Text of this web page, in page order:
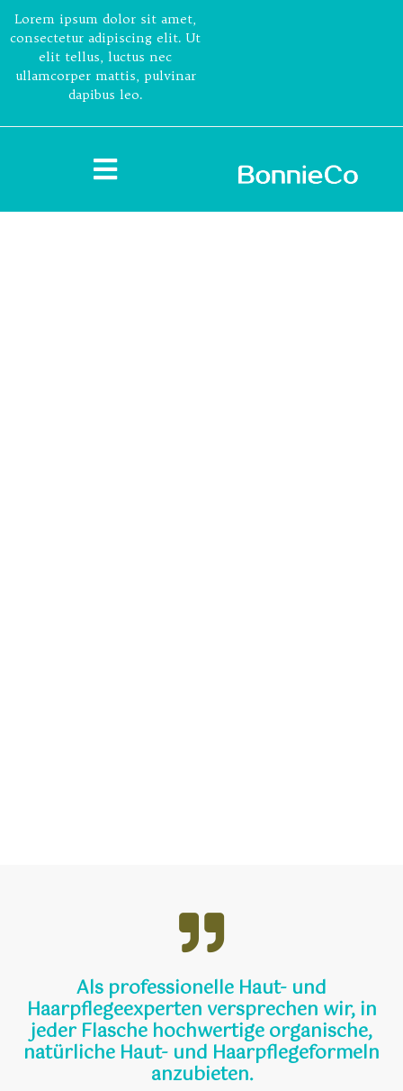
Lorem ipsum dolor sit amet,
consectetur adipiscing elit. Ut
elit tellus, luctus nec
ullamcorper mattis, pulvinar
dapibus leo.
Als professionelle Haut- und
Haarpflegeexperten versprechen wir, in
jeder Flasche hochwertige organische,
natürliche Haut- und Haarpflegeformeln
anzubieten.